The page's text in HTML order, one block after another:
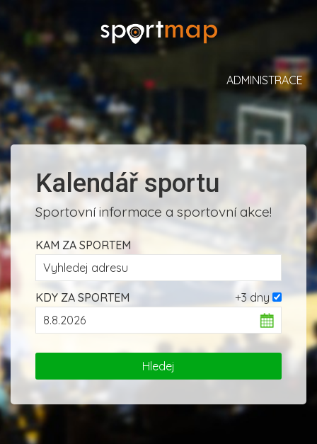
ADMINISTRACE
Kalendář sportu
Sportovní informace a sportovní akce!
KAM ZA SPORTEM
+3 dny
KDY ZA SPORTEM